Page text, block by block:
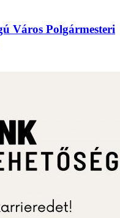
Város Polgármesteri